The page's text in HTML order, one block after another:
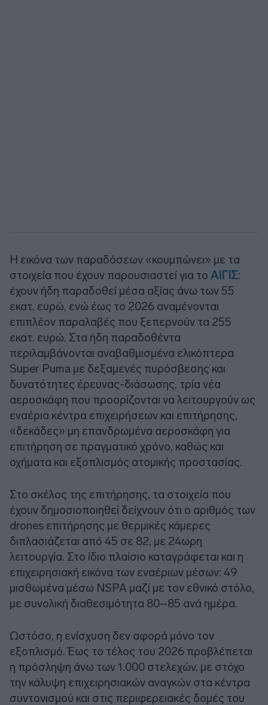
Η εικόνα των παραδόσεων «κουμπώνει» με τα
στοιχεία που έχουν παρουσιαστεί για το ΑΙΓΙΣ:
έχουν ήδη παραδοθεί μέσα αξίας άνω των 55
εκατ. ευρώ, ενώ έως το 2026 αναμένονται
επιπλέον παραλαβές που ξεπερνούν τα 255
εκατ. ευρώ. Στα ήδη παραδοθέντα
περιλαμβάνονται αναβαθμισμένα ελικόπτερα
Super Puma με δεξαμενές πυρόσβεσης και
δυνατότητες έρευνας-διάσωσης, τρία νέα
αεροσκάφη που προορίζονται να λειτουργούν ως
εναέρια κέντρα επιχειρήσεων και επιτήρησης,
«δεκάδες» μη επανδρωμένα αεροσκάφη για
επιτήρηση σε πραγματικό χρόνο, καθώς και
οχήματα και εξοπλισμός ατομικής προστασίας.
Στο σκέλος της επιτήρησης, τα στοιχεία που
έχουν δημοσιοποιηθεί δείχνουν ότι ο αριθμός των
drones επιτήρησης με θερμικές κάμερες
διπλασιάζεται από 45 σε 82, με 24ωρη
λειτουργία. Στο ίδιο πλαίσιο καταγράφεται και η
επιχειρησιακή εικόνα των εναέριων μέσων: 49
μισθωμένα μέσω NSPA μαζί με τον εθνικό στόλο,
με συνολική διαθεσιμότητα 80–85 ανά ημέρα.
Ωστόσο, η ενίσχυση δεν αφορά μόνο τον
εξοπλισμό. Έως το τέλος του 2026 προβλέπεται
η πρόσληψη άνω των 1.000 στελεχών, με στόχο
την κάλυψη επιχειρησιακών αναγκών στα κέντρα
συντονισμού και στις περιφερειακές δομές του